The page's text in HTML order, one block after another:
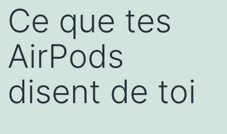
Ce que tes
AirPods
disent de toi